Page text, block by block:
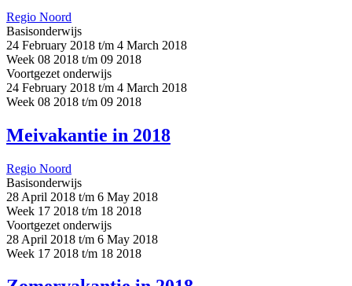
Regio Noord
Basisonderwijs
24 February 2018 t/m 4 March 2018
Week 08 2018 t/m 09 2018
Voortgezet onderwijs
24 February 2018 t/m 4 March 2018
Week 08 2018 t/m 09 2018
Meivakantie in 2018
Regio Noord
Basisonderwijs
28 April 2018 t/m 6 May 2018
Week 17 2018 t/m 18 2018
Voortgezet onderwijs
28 April 2018 t/m 6 May 2018
Week 17 2018 t/m 18 2018